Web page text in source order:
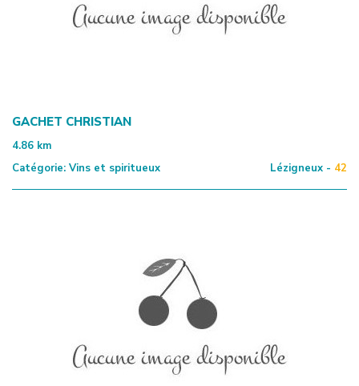
GACHET CHRISTIAN
4.86 km
Catégorie: Vins et spiritueux Lézigneux - 42